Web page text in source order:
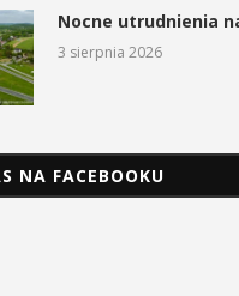
Nocne utrudnienia
3 sierpnia 2026
NA FACEBOOKU